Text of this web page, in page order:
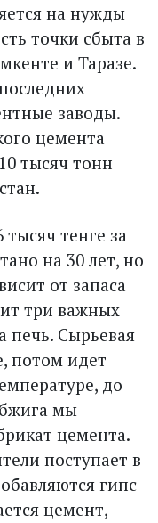
на нужды
точки сбыта в
и Таразе.
заводы.
цемента
тысяч тонн
тенге за
на 30 лет, но
от запаса
три важных
печь. Сырьевая
потом идет
до
мы
цемента.
поступает в
гипс
цемент, -